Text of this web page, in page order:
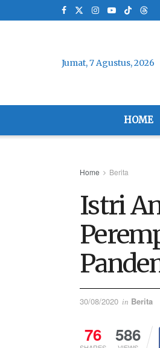
Jumat, 7 Agustus, 2026
HOME
Home Berita
Istri
30/08/2020 in Berita
76 586